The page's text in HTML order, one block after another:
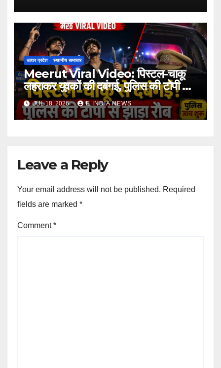
उत्‍तर प्रदेश स्थानीय समाचार
Meerut Viral Video: पिस्टल-चाकू
लहराकर युवकों की दबंगई, पुलिस की टोपी से
दिखाया रौब
JUL 18, 2026 E INDIA NEWS
Leave a Reply
Your email address will not be published. Required
fields are marked *
Comment*